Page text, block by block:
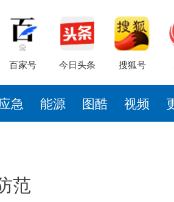
百家号 今日头条 搜狐号
急 能源 图酷 视频
范